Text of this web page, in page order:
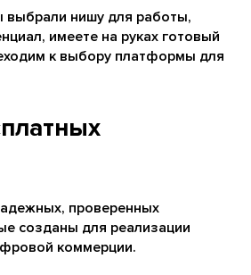
выбрали нишу для работы,
имеете на руках готовый
к выбору платформы для
проверенных
созданы для реализации
коммерции.